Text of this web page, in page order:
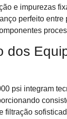
e impurezas
perfeito entre
dos
psi integram
filtração